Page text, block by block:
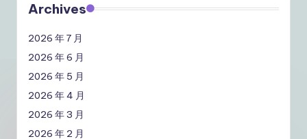
Archives
2026 年 7 月
2026 年 6 月
2026 年 5 月
2026 年 4 月
2026 年 3 月
2026 年 2 月